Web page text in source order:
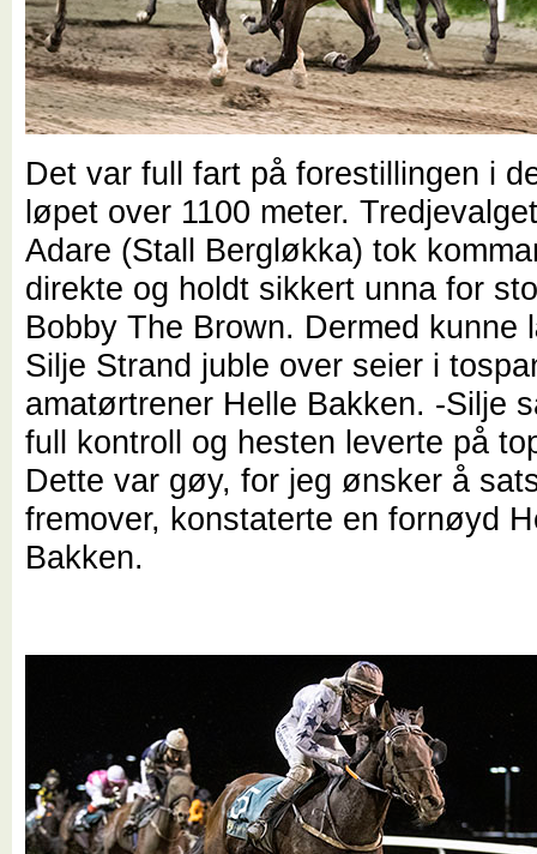
Det var full fart på forestillingen i
løpet over 1100 meter.
Adare (Stall Bergløkka) tok
direkte og holdt sikkert unna for
Bobby The Brown. Dermed kunne
Silje Strand juble over seier i
amatørtrener Helle Bakken. -Silje
full kontroll og hesten leverte på
Dette var gøy, for jeg ønsker å
fremover, konstaterte en fornøyd
Bakken.